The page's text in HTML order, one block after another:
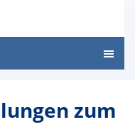
zum